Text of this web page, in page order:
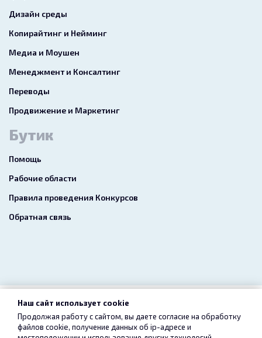
Дизайн среды
Копирайтинг и Нейминг
Медиа и Моушен
Менеджмент и Консалтинг
Переводы
Продвижение и Маркетинг
Бутик
Помощь
Рабочие области
Правила проведения Конкурсов
Обратная связь
2026 freelance.boutique
Пользовательское соглашение Конфиденциальность
Наш сайт использует cookie
Продолжая работу с сайтом, вы даете согласие на обработку
файлов cookie, получение данных об ip-адресе и